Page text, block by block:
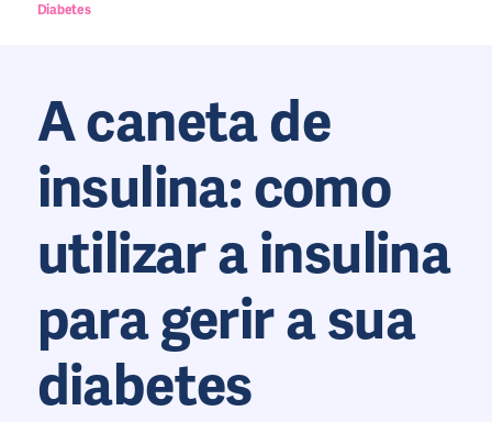
Diabetes
A caneta de
insulina: como
utilizar a insulina
para gerir a sua
diabetes